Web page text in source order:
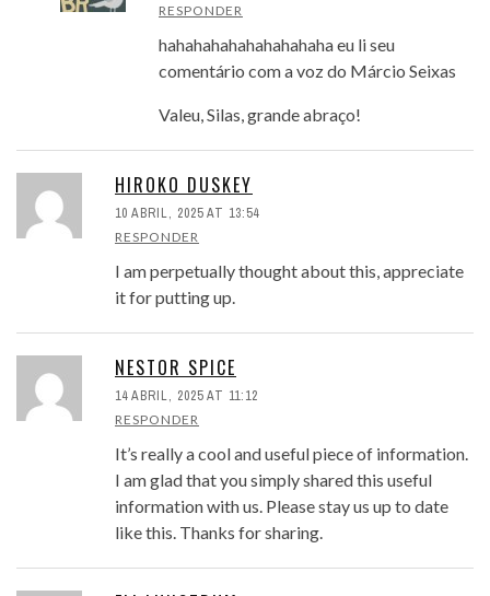
RESPONDER
hahahahahahahahahaha eu li seu
comentário com a voz do Márcio Seixas
Valeu, Silas, grande abraço!
HIROKO DUSKEY
10 ABRIL, 2025 AT 13:54
RESPONDER
I am perpetually thought about this, appreciate
it for putting up.
NESTOR SPICE
14 ABRIL, 2025 AT 11:12
RESPONDER
It’s really a cool and useful piece of information.
I am glad that you simply shared this useful
information with us. Please stay us up to date
like this. Thanks for sharing.